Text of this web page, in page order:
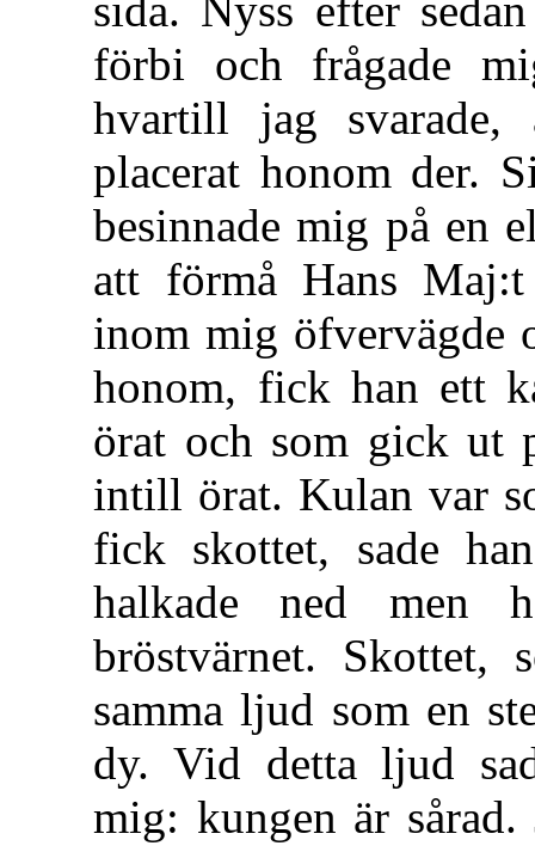
sida. Nyss efter
förbi och frågade
hvartill jag
placerat honom der.
besinnade mig på en
att förmå Hans
inom mig öfvervägde
honom, fick han ett
örat och som gick ut
intill örat. Kulan var
fick skottet, sade
halkade ned men
bröstvärnet. Skottet,
samma ljud som en
dy. Vid detta ljud
mig: kungen är sårad.